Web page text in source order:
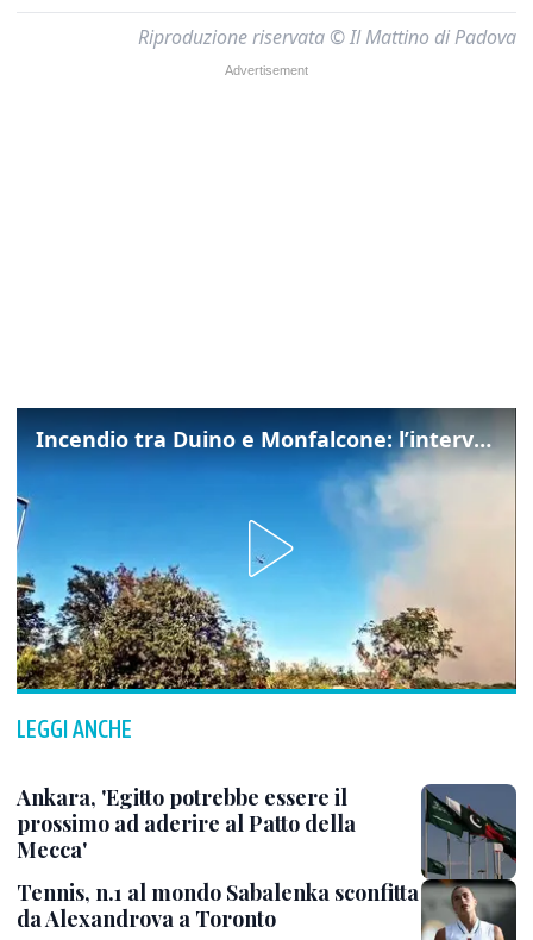
Riproduzione riservata © Il Mattino di Padova
Incendio tra Duino e Monfalcone: l’intervento dei vigili del fuoco
LEGGI ANCHE
Ankara, 'Egitto potrebbe essere il
prossimo ad aderire al Patto della
Mecca'
Tennis, n.1 al mondo Sabalenka sconfitta
da Alexandrova a Toronto